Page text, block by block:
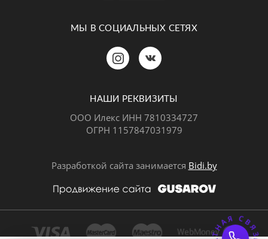
МЫ В СОЦИАЛЬНЫХ СЕТЯХ
НАШИ РЕКВИЗИТЫ
ООО Илекс ИНН 7810334727
ОГРН 1157847031979
Разработкой сайта занимается Bidi.by
Позвонить Telegram
Почта